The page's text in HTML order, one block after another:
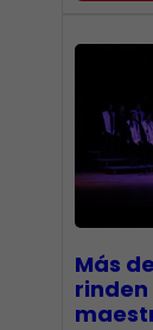
Más